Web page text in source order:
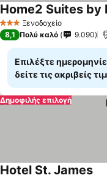
3 ΑστέριαΞενοδοχείο
8,1 Πολύ καλό 9.090
Επιλέξτε
δείτε τις ακριβείς
Δημοφιλής επιλογή
Hotel St. James